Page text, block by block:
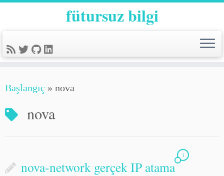
fütursuz bilgi
Başlangıç » nova
nova
nova-network gerçek IP atama
1